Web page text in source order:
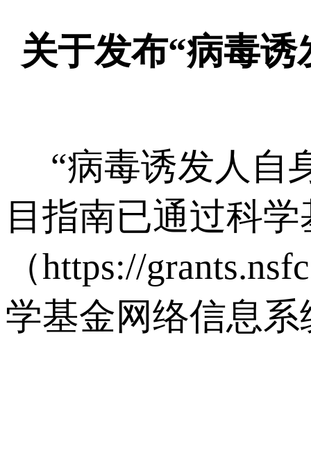
关于发布“病毒
“病毒诱发人自
目指南已通过科
（https://
学基金网络信息